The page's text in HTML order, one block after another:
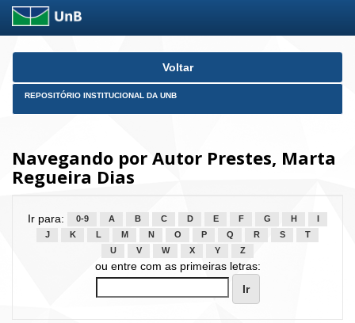
Skip
Voltar
REPOSITÓRIO INSTITUCIONAL DA UNB
Navegando por Autor Prestes, Marta
Regueira Dias
Ir para: 0-9 A B C D E F G H
J
K L M N O P Q R S
T
U
V W X Y Z
ou entre com as primeiras letras: